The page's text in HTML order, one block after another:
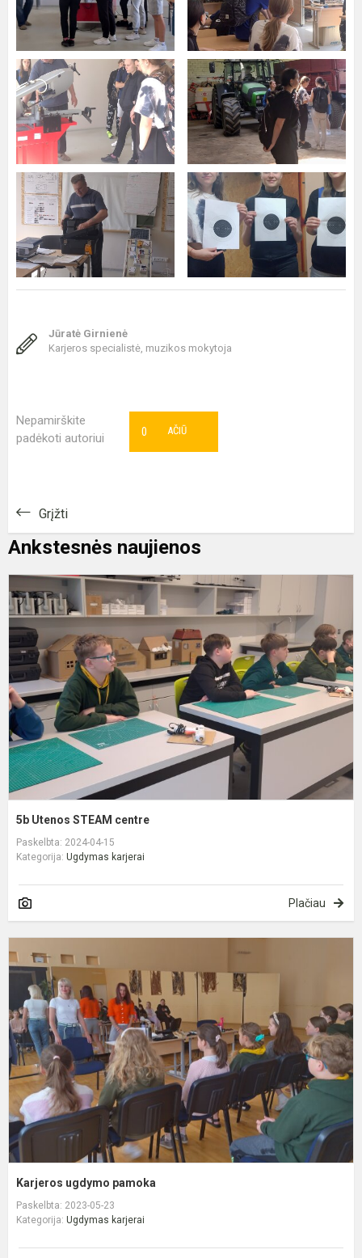
Jūratė Girnienė
Karjeros specialistė, muzikos mokytoja
Nepamirškite
padėkoti autoriui
AČIŪ
0
Grįžti
Ankstesnės naujienos
5b Utenos STEAM centre
Paskelbta: 2024-04-15
Kategorija: Ugdymas karjerai
Plačiau
Karjeros ugdymo pamoka
Paskelbta: 2023-05-23
Kategorija: Ugdymas karjerai